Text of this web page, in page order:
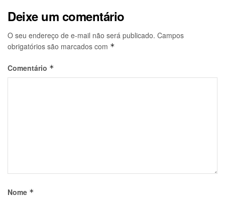
Deixe um comentário
O seu endereço de e-mail não será publicado. Campos
obrigatórios são marcados com *
Comentário *
Nome *